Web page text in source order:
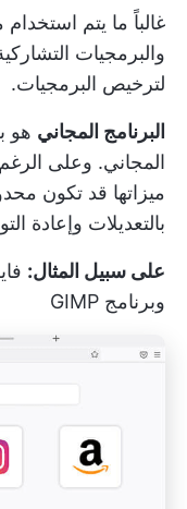
غالباً ما يتم
والبرمجيات
لترخيص البرمجيات.
البرنامج المجاني هو
المجاني. وعلى الرغم
ميزاتها قد تكون
بالتعديلات وإعادة
على سبيل المثال:
وبرنامج GIMP